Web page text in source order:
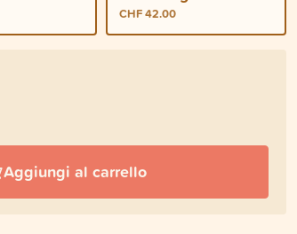
CHF 42.00
Aggiungi al carrello